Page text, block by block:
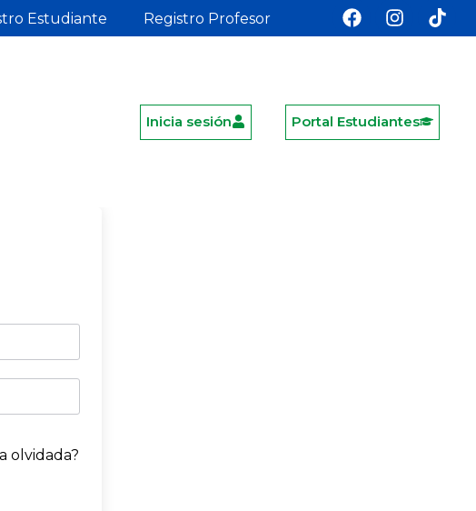
Estudiante Registro Profesor
Inicia sesión Portal Estudiantes
olvidada?